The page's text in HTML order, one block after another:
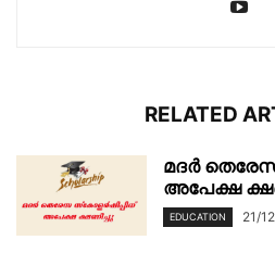
RELATED
മദർ
അപേക്ഷ
EDUCATION 21/